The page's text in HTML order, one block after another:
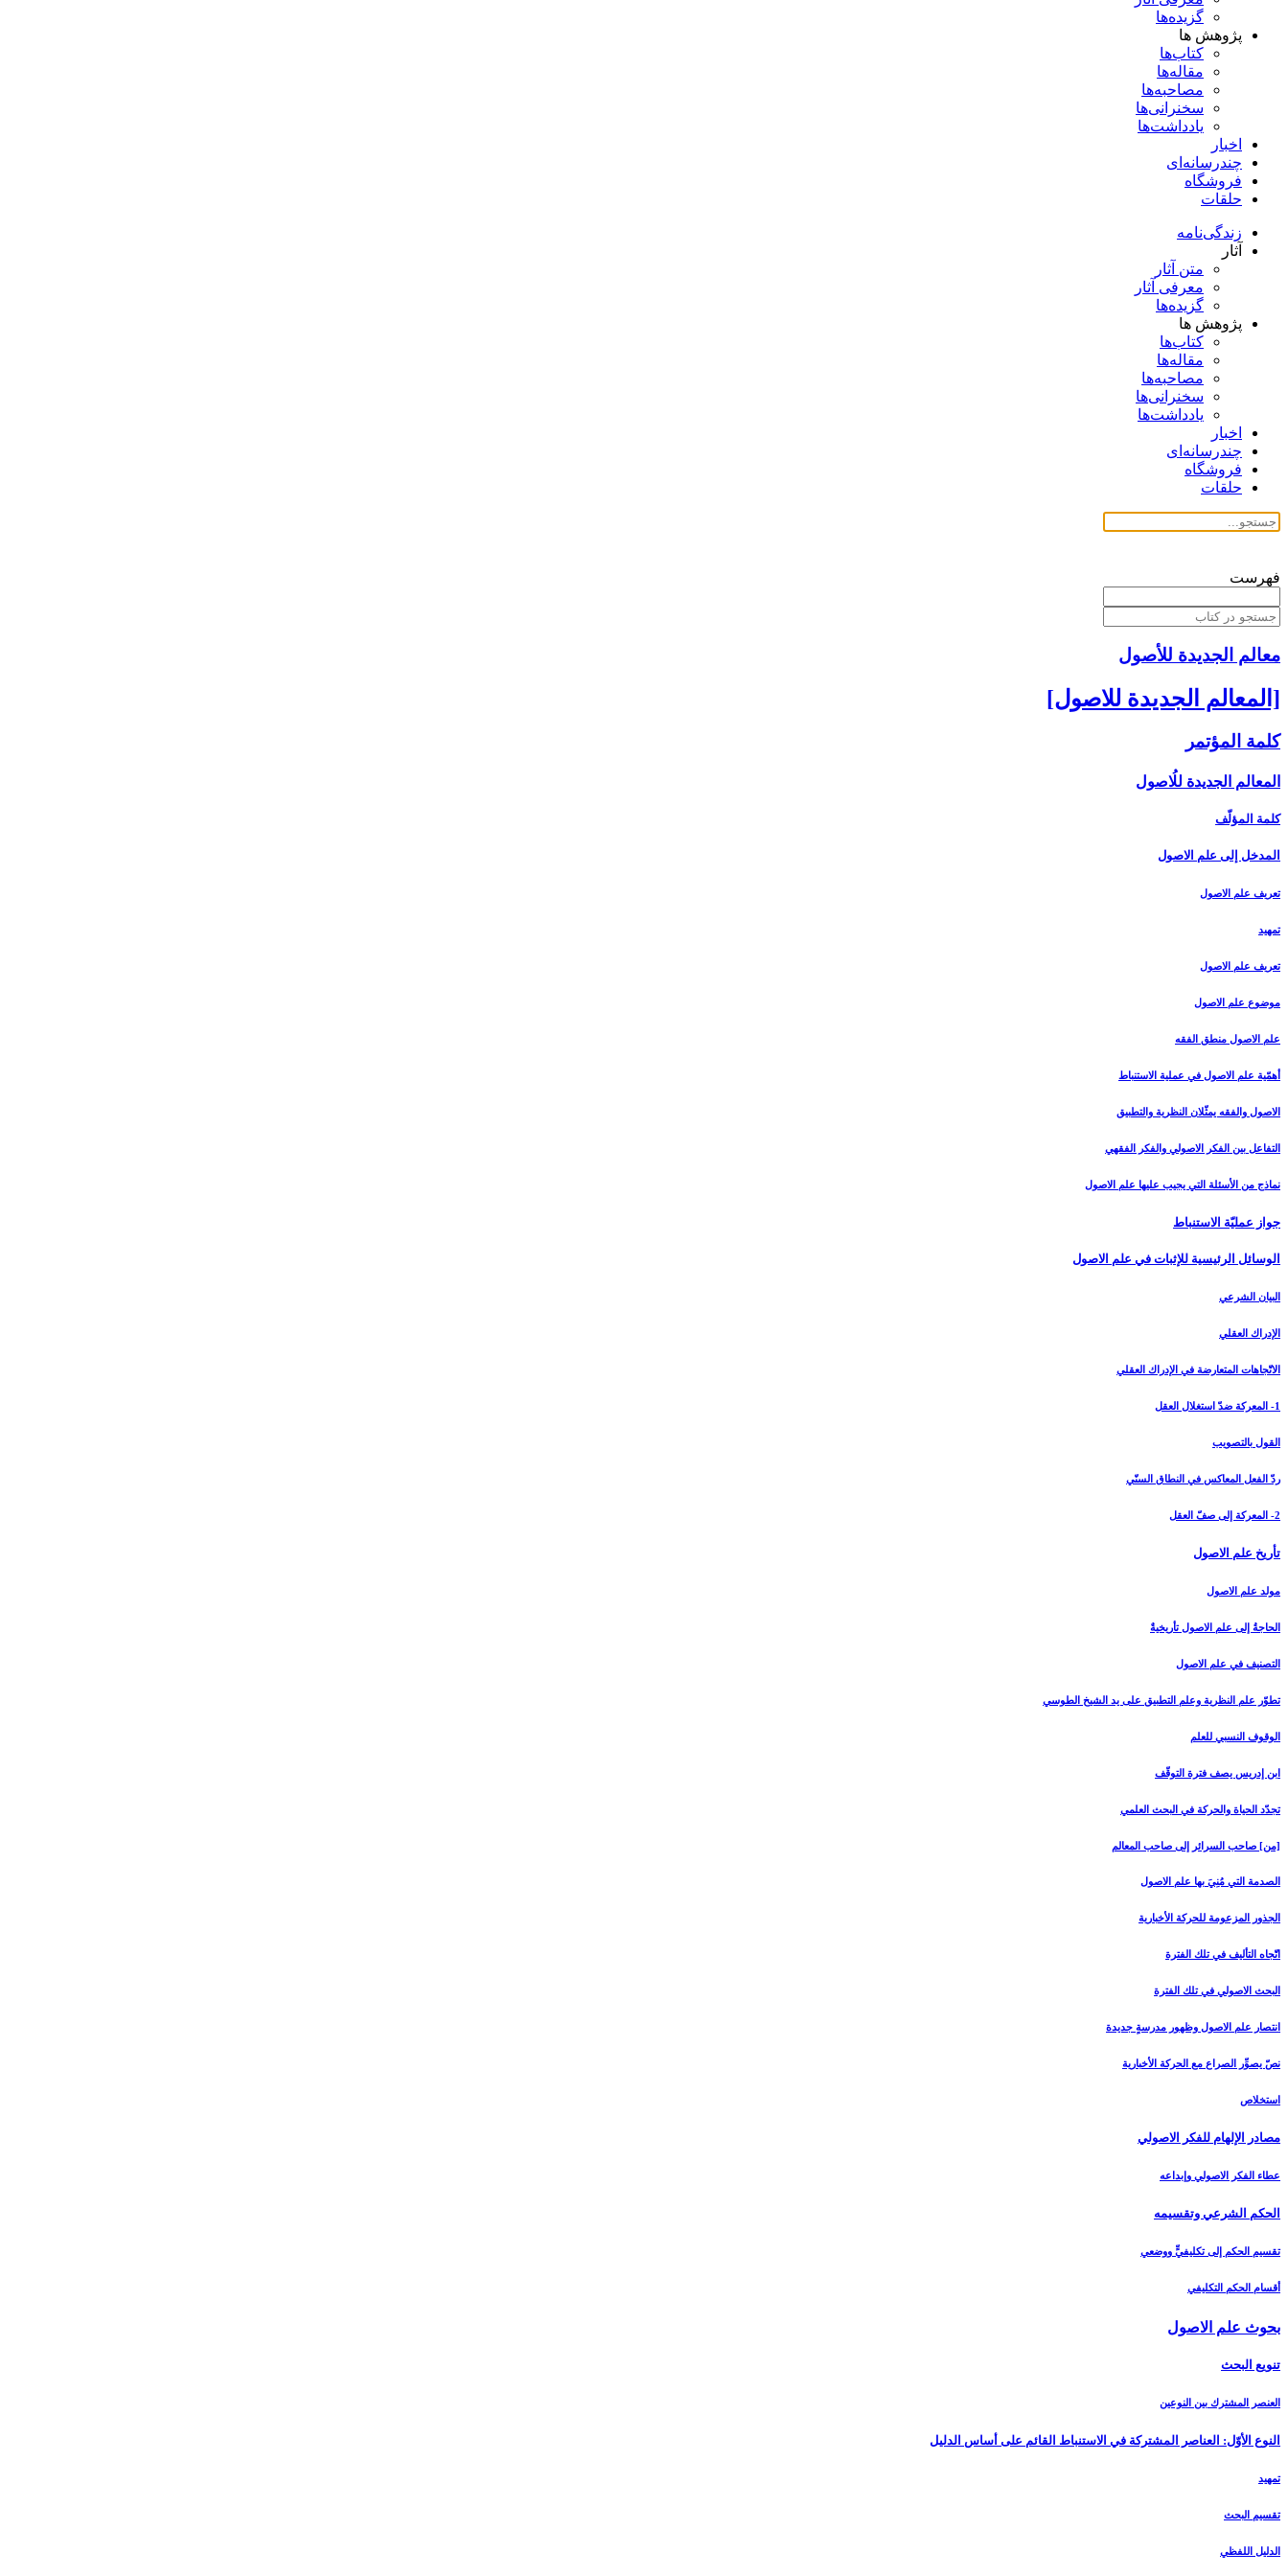
گزیده‌ها
پژوهش ها
کتاب‌ها
مقاله‌ها
مصاحبه‌ها
سخنرانی‌ها
یادداشت‌ها
اخبار
چندرسانه‌ای
فروشگاه
حلقات
زندگی‌نامه
آثار
متن آثار
معرفی آثار
گزیده‌ها
پژوهش ها
کتاب‌ها
مقاله‌ها
مصاحبه‌ها
سخنرانی‌ها
یادداشت‌ها
اخبار
چندرسانه‌ای
فروشگاه
حلقات
فهرست
معالم الجدیدة للأصول
[المعالم الجديدة للاصول‏]
كلمة المؤتمر
المعالم الجديدة للُاصول‏
كلمة المؤلّف
المدخل ‏إلى علم الاصول‏
تعريف علم الاصول‏
تمهيد
تعريف علم الاصول
موضوع علم الاصول
علم الاصول منطق الفقه
أهمّية علم الاصول في عملية الاستنباط
الاصول والفقه يمثّلان النظرية والتطبيق
التفاعل بين الفكر الاصولي والفكر الفقهي
نماذج من الأسئلة التي يجيب عليها علم الاصول
جواز عمليّة الاستنباط
الوسائل الرئيسية للإثبات في علم الاصول
البيان الشرعي‏
الإدراك العقلي‏
الاتّجاهات المتعارضة في الإدراك العقلي
1- المعركة ضدّ استغلال العقل
القول بالتصويب
ردّ الفعل المعاكس في النطاق السنّي
2- المعركة إلى صفّ العقل
تأريخ علم الاصول‏
مولد علم الاصول
الحاجةُ إلى علم الاصول تأريخيةٌ
التصنيف في علم الاصول
تطوّر علم النظرية وعلم التطبيق على يد الشيخ الطوسي
الوقوف النسبي للعلم
ابن إدريس يصف فترة التوقّف
تجدّد الحياة والحركة في البحث العلمي
[من‏] صاحب السرائر إلى صاحب المعالم
الصدمة التي مُنِيَ بها علم الاصول
الجذور المزعومة للحركة الأخبارية
اتّجاه التأليف في تلك الفترة
البحث الاصولي في تلك الفترة
انتصار علم الاصول وظهور مدرسةٍ جديدة
نصّ يصوِّر الصراع مع الحركة الأخبارية
استخلاص
مصادر الإلهام للفكر الاصولي‏
عطاء الفكر الاصولي وإبداعه
الحكم الشرعي وتقسيمه‏
تقسيم الحكم إلى تكليفيٍّ ووضعي
أقسام الحكم التكليفي
بحوث علم الاصول‏
تنويع البحث‏
العنصر المشترك بين النوعين
النوع الأوّل: العناصر المشتركة في الاستنباط القائم على أساس الدليل‏
تمهيد
تقسيم البحث
الدليل اللفظي‏